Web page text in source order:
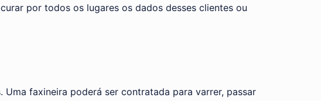
por todos os lugares os dados desses clientes ou
faxineira poderá ser contratada para varrer, passar